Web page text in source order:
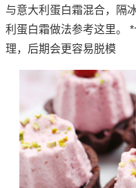
与意大利蛋白霜混合，隔
利蛋白霜做法参考这里。
理，后期会更容易脱模